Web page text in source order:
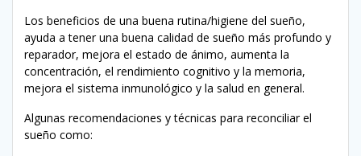
Los beneficios de una buena rutina/higiene del sueño,
ayuda a tener una buena calidad de sueño más profundo y
reparador, mejora el estado de ánimo, aumenta la
concentración, el rendimiento cognitivo y la memoria,
mejora el sistema inmunológico y la salud en general.
Algunas recomendaciones y técnicas para reconciliar el
sueño como: